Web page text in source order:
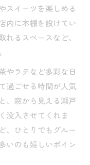
スイーツを楽しめる
内に本棚を設けてい
るスペースなど、
やラテなど多彩な日
過ごせる時間が人気
、窓から見える瀬戸
没入させてくれま
、ひとりでもグルー
いのも嬉しいポイン